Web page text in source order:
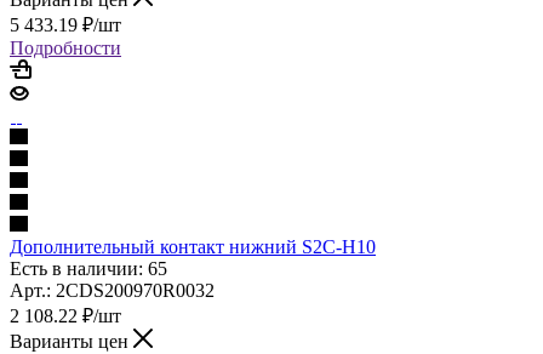
5 433.19 ₽/шт
Подробности
Дополнительный контакт нижний S2C-H10
Есть в наличии: 65
Арт.: 2CDS200970R0032
2 108.22 ₽/шт
Варианты цен